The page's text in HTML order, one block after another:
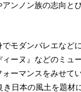
ンノン族の志向と
モダンバレエなど
ーヌ』などのミュ
ーマンスをみせて
日本の風土を題材